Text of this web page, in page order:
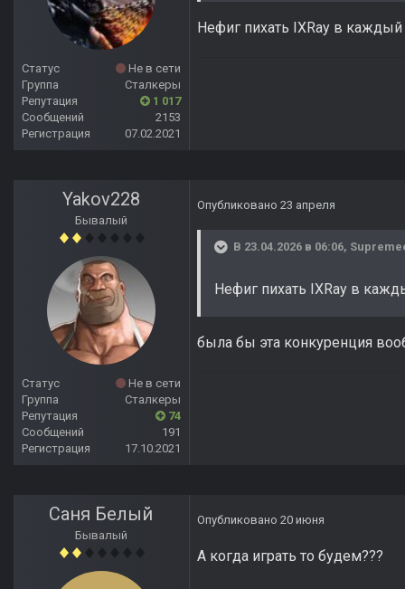
Статус
Не в сети
Группа
Сталкеры
Репутация
1 017
Сообщений
2153
Регистрация
07.02.2021
Нефиг пихать IXRay в каждый
Yakov228
Бывалый
Статус
Не в сети
Группа
Сталкеры
Репутация
74
Сообщений
191
Регистрация
17.10.2021
Опубликовано 23 апреля
В 23.04.2026 в 06:06,
Нефиг пихать IXRay в
была бы эта конкуренция
Саня Белый
Бывалый
Опубликовано 20 июня
А когда играть то будем???